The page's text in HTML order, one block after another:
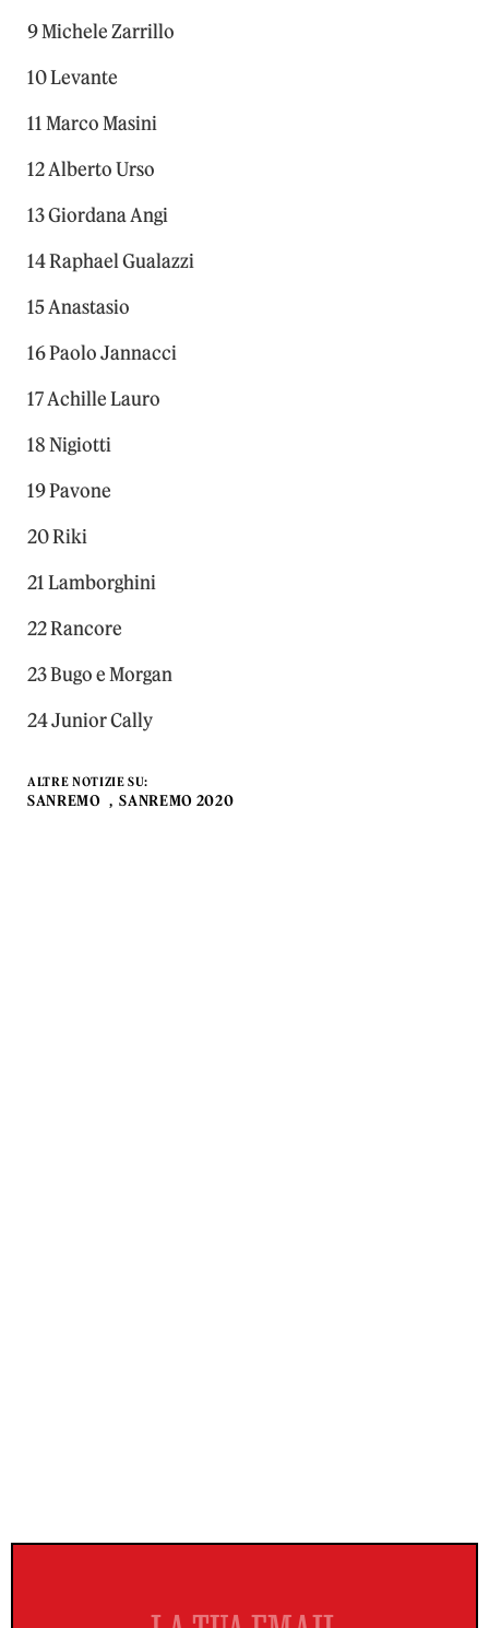
9 Michele Zarrillo
10 Levante
11 Marco Masini
12 Alberto Urso
13 Giordana Angi
14 Raphael Gualazzi
15 Anastasio
16 Paolo Jannacci
17 Achille Lauro
18 Nigiotti
19 Pavone
20 Riki
21 Lamborghini
22 Rancore
23 Bugo e Morgan
24 Junior Cally
ALTRE NOTIZIE SU:
SANREMO SANREMO 2020